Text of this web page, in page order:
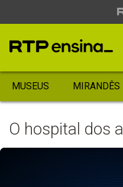
MUSEUS MIRANDÊS
O hospital dos